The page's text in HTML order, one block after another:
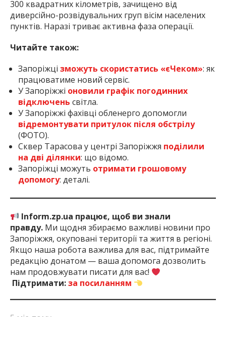
300 квадратних кілометрів, зачищено від
диверсійно-розвідувальних груп вісім населених
пунктів. Наразі триває активна фаза операції.
Читайте також:
Запоріжці зможуть скористатись «єЧеком»: як
працюватиме новий сервіс.
У Запоріжжі оновили графік погодинних
відключень світла.
У Запоріжжі фахівці обленерго допомогли
відремонтувати притулок після обстрілу
(ФОТО).
Сквер Тарасова у центрі Запоріжжя поділили
на дві ділянки: що відомо.
Запоріжці можуть отримати грошовому
допомогу: деталі.
Inform.zp.ua працює, щоб ви знали
правду. Ми щодня збираємо важливі новини про
Запоріжжя, окуповані території та життя в регіоні.
Якщо наша робота важлива для вас, підтримайте
редакцію донатом — ваша допомога дозволить
нам продовжувати писати для вас!
Підтримати:за посиланням
5 міс. тому